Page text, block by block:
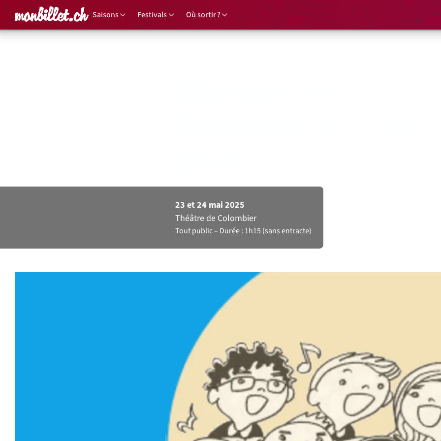
Accueil Saisons Festivals Où sortir ?
23 et 24 mai 2025
Théâtre de Colombier
Tout public Durée : 1h15 (sans entracte)
Les enfants de la Chorale Les Enchanteurs de
Colombier présentent leur concert
Tout au long de l’année, sous la direction passionnée d’Ana Gabaldón
Bellini, musiciens accomplis, les élèves du village de Colombier de la 3e
année ont préparé avec enthousiasme un programme riche et varié.
met en lumière leur réflexion personnelle et collective sur leur rôle,
Ces deux représentations exceptionnelles sont le fruit de leur travail,
énergie communicative et de leur joie de chanter ensemble.